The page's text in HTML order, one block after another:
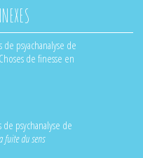
psyachanalyse de
de finesse en
psychanalyse de
fuite du sens